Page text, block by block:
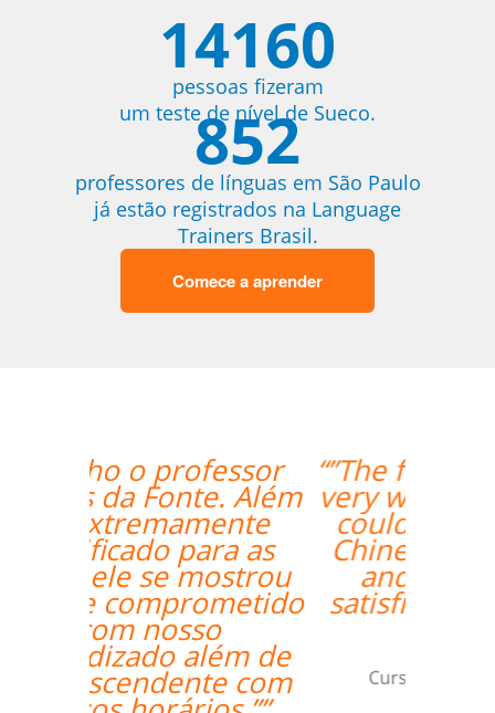
14160
pessoas fizeram
um teste de nível de Sueco.
852
professores de línguas em São Paulo
já estão registrados na Language
Trainers Brasil.
Comece a aprender
“”The first lesson went
very well! Prof. Carlos
could teach both in
Chinese and English
and we're quite
satisfied with that. ””
Ziyi Pan
Curso de em São Paulo